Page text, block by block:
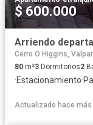
$ 600.000
Arriendo
Cerro O Higgins,
80 m²3 Dormitorios2
·Estacionamiento·
Actualizado hace más